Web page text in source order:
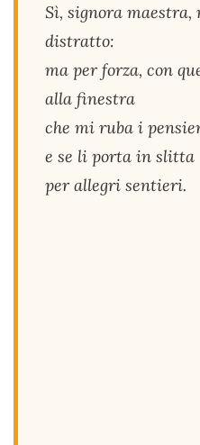
Sì, signora maestra,
distratto:
ma per forza, con
alla finestra
che mi ruba i
e se li porta in slitta
per allegri sentieri.